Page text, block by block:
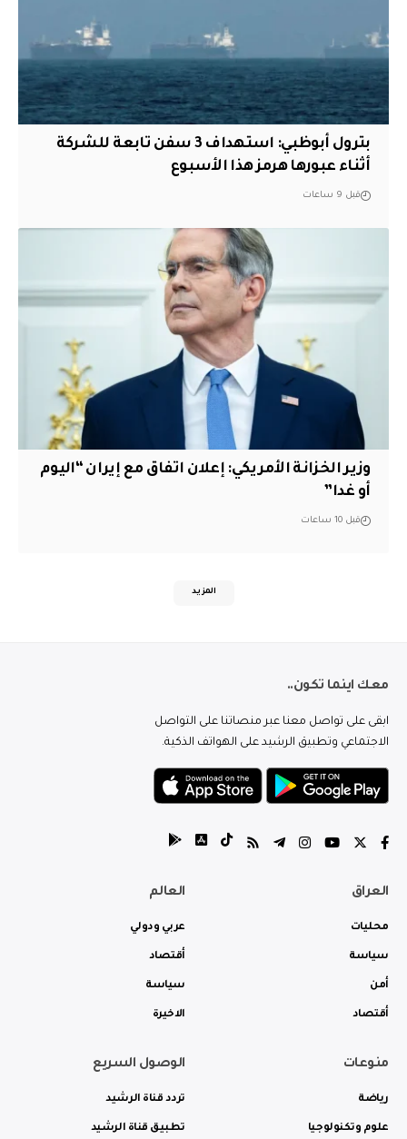
بترول أبوظبي: استهداف 3 سفن تابعة للشركة
أثناء عبورها هرمز هذا الأسبوع
قبل 9 ساعات
وزير الخزانة الأمريكي: إعلان اتفاق مع إيران “اليوم
أو غدا”
قبل 10 ساعات
المزيد
معك اينما تكون..
ابقى على تواصل معنا عبر منصاتنا على التواصل
الاجتماعي وتطبيق الرشيد على الهواتف الذكية.
العراق
محليات
سياسة
أمن
أقتصاد
العالم
عربي ودولي
أقتصاد
سياسة
الاخيرة
منوعات
رياضة
علوم وتكنولوجيا
الوصول السريع
تردد قناة الرشيد
تطبيق قناة الرشيد